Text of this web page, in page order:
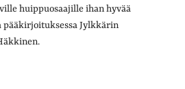
huippuosaajille ihan hyvää
Jylkkärin